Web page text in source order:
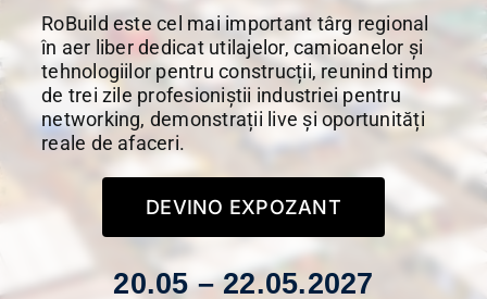
Vizitatori
Catalog expozanți
Presă
RoBuild este cel mai important târg regional
în aer liber dedicat utilajelor, camioanelor și
tehnologiilor pentru construcții, reunind timp
de trei zile profesioniștii industriei pentru
networking, demonstrații live și oportunități
reale de afaceri.
DEVINO EXPOZANT
20.05 – 22.05.2027